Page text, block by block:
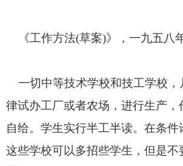
《工作方法(草案)》，一九五
一切中等技术学校和技工学校，
律试办工厂或者农场，进行生产，
自给。学生实行半工半读。在条件
这些学校可以多招些学生，但是不